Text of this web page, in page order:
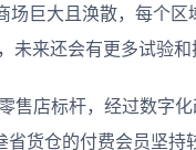
场巨大且涣散，每个区
来还会有更多试验和
售店标杆，经过数字
货仓的付费会员坚持